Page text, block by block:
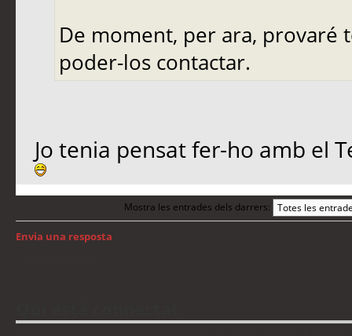
De moment, per ara, provaré
poder-los contactar.
Jo tenia pensat fer-ho amb el
Mostra les entrades dels darrers:
Envia una resposta